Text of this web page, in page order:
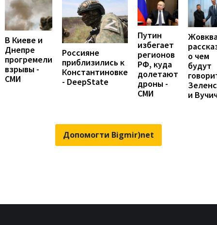
В Киеве и
Днепре
прогремели
взрывы -
СМИ
Россияне
приблизились к
Константиновке
- DeepState
Путин
избегает
регионов
РФ, куда
долетают
дроны -
СМИ
о чем
будут
и
Допомогти Bigmir)net